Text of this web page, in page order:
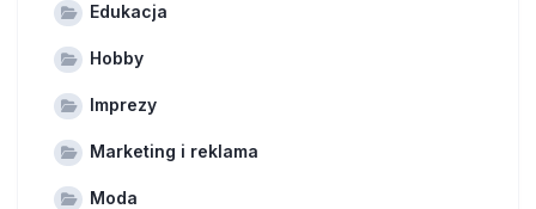
Edukacja
Hobby
Imprezy
Marketing i reklama
Moda